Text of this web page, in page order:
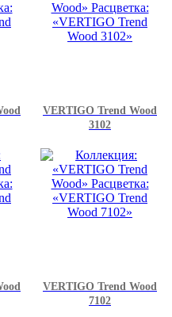
VERTIGO Trend Wood
3102
VERTIGO Trend Wood
7102